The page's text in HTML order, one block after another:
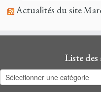
Actualités du site
Liste
Liste
des